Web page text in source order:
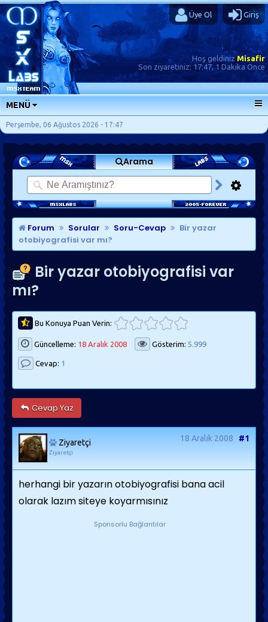
Üye Ol Giriş
Hoş geldinizMisafir
Son ziyaretiniz: 17:47, 1 Dakika Önce
MENÜ
ANA SAYFA
FORUMLAR
SORU-CEVAP
GÜNLÜKLER
SON MESAJLAR
KISAYOLLAR
Perşembe, 06 Ağustos 2026 - 17:47
Arama
Forum Sorular Soru-Cevap
Bir yazar
otobiyografisi var mı?
Bir yazar otobiyografisi var
mı?
Bu Konuya Puan Verin:
Güncelleme: 18 Aralık 2008 Gösterim: 5.999
Cevap: 1
Cevap Yaz
Ziyaretçi
Ziyaretçi
18 Aralık 2008 #1
herhangi bir yazarın otobiyografisi bana acil
olarak lazım siteye koyarmısınız
Sponsorlu Bağlantılar